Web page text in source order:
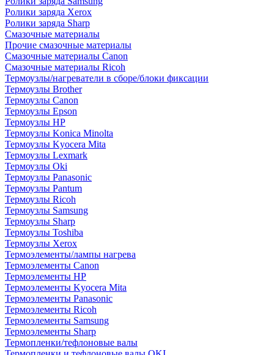
Ролики заряда Xerox
Ролики заряда Sharp
Смазочные материалы
Прочие смазочные материалы
Смазочные материалы Canon
Смазочные материалы Ricoh
Термоузлы/нагреватели в сборе/блоки фиксации
Термоузлы Brother
Термоузлы Canon
Термоузлы Epson
Термоузлы HP
Термоузлы Konica Minolta
Термоузлы Kyocera Mita
Термоузлы Lexmark
Термоузлы Oki
Термоузлы Panasonic
Термоузлы Pantum
Термоузлы Ricoh
Термоузлы Samsung
Термоузлы Sharp
Термоузлы Toshiba
Термоузлы Xerox
Термоэлементы/лампы нагрева
Термоэлементы Canon
Термоэлементы HP
Термоэлементы Kyocera Mita
Термоэлементы Panasonic
Термоэлементы Ricoh
Термоэлементы Samsung
Термоэлементы Sharp
Термопленки/тефлоновые валы